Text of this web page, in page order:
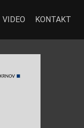
VIDEO KONTAKT